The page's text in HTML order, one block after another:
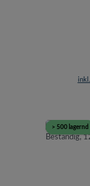
> 500 lagernd